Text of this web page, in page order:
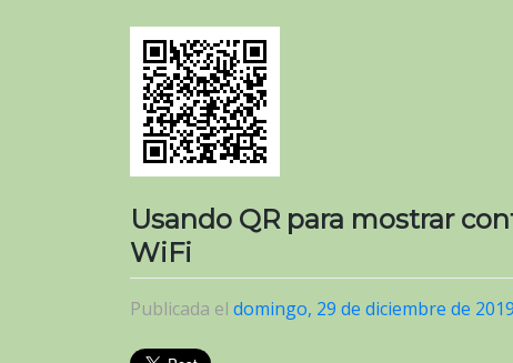
Usando QR para mostrar
WiFi
Publicada el domingo, 29 de diciembre de 2019